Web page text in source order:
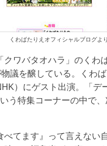
くわばたりえオフィシャルブログより
ワバタオハラ」のくわ
物議を醸している。くわ
）にゲスト出演。「デ
う特集コーナーの中で
べてます』って言えない